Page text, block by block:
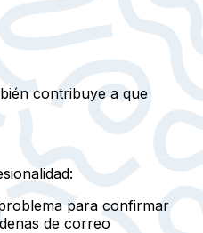
contribuye a que
para confirmar
de correo